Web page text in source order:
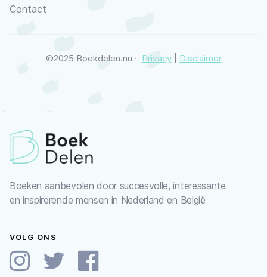
Contact
©2025 Boekdelen.nu · Privacy| Disclaimer
Boeken aanbevolen door succesvolle, interessante
en inspirerende mensen in Nederland en België
VOLG ONS